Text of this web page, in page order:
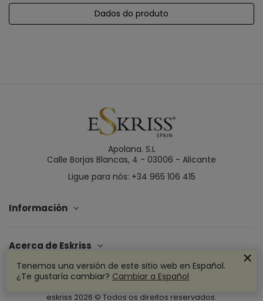
Dados do produto
Apolana. S.L
Calle Borjas Blancas, 4 - 03006 - Alicante
Ligue para nós: +34 965 106 415
Información
Acerca de Eskriss
eskriss 2026 © Todos os direitos reservados.
Tenemos una versión de este sitio web en Español.
¿Te gustaría cambiar? Cambiar a Español